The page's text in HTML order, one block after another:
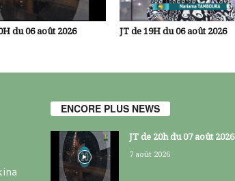
du 06 août 2026 JT de 19H du 06 août 2026
ENCORE PLUS NEWS
JT de 20h du 07 août 2026
7 août 2026